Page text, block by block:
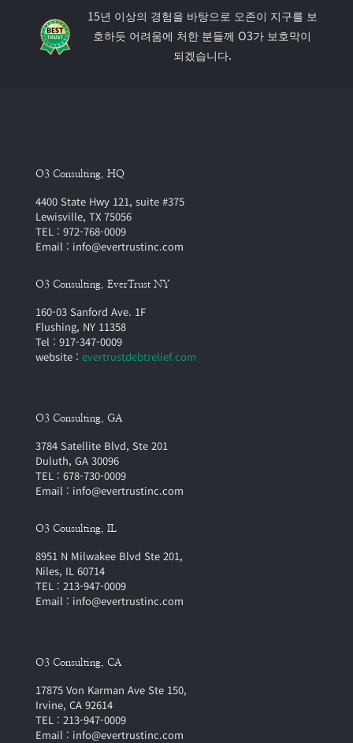
15년 이상의 경험을 바탕으로 오존이 지구를 보
호하듯 어려움에 처한 분들께 O3가 보호막이
되겠습니다.
O3 Consulting, HQ
4400 State Hwy 121, suite #375
Lewisville, TX 75056
TEL : 972-768-0009
Email : info@evertrustinc.com
O3 Consulting, EverTrust NY
160-03 Sanford Ave. 1F
Flushing, NY 11358
Tel : 917-347-0009
website : evertrustdebtrelief.com
O3 Consulting, GA
3784 Satellite Blvd, Ste 201
Duluth, GA 30096
TEL : 678-730-0009
Email : info@evertrustinc.com
O3 Cousulting, IL
8951 N Milwakee Blvd Ste 201,
Niles, IL 60714
TEL : 213-947-0009
Email : info@evertrustinc.com
O3 Consulting, CA
17875 Von Karman Ave Ste 150,
Irvine, CA 92614
TEL : 213-947-0009
Email : info@evertrustinc.com